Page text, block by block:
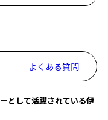
よくある質問
として活躍されている伊